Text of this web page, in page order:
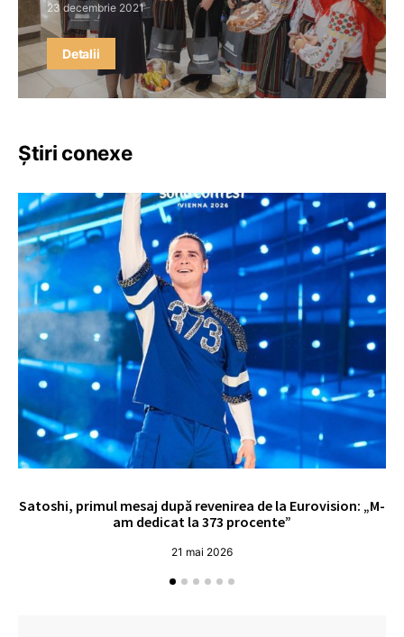
23 decembrie 2021
Detalii
Știri conexe
Satoshi, primul mesaj după revenirea de la Eurovision: „M-
am dedicat la 373 procente”
21 mai 2026